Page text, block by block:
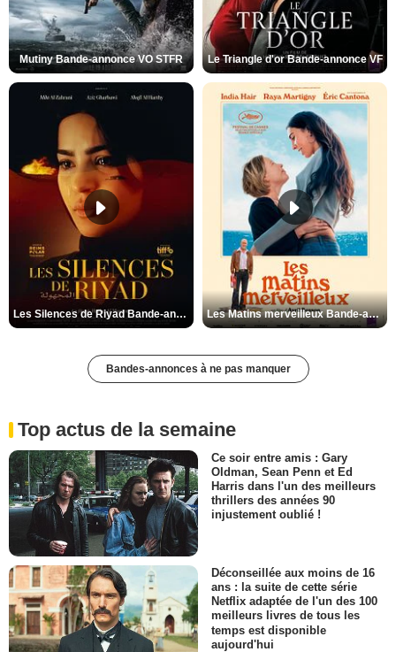
Mutiny Bande-annonce VO STFR Le Triangle d'or Bande-annonce VF
Les Silences de Riyad Bande-annonce VO STFR Les Matins merveilleux Bande-annonce VF
Bandes-annonces à ne pas manquer
Top actus de la semaine
Ce soir entre amis : Gary
Oldman, Sean Penn et Ed
Harris dans l'un des meilleurs
thrillers des années 90
injustement oublié !
Déconseillée aux moins de 16
ans : la suite de cette série
Netflix adaptée de l'un des 100
meilleurs livres de tous les
temps est disponible
aujourd'hui